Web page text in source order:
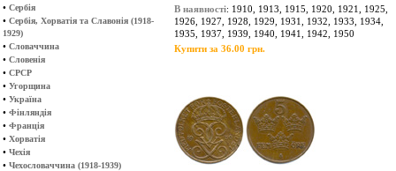
• Сербія
• Сербія, Хорватія та Славонія (1918-
1929)
• Словаччина
• Словенія
• СРСР
• Угорщина
• Україна
• Фінляндія
• Франція
• Хорватія
• Чехія
• Чехословаччина (1918-1939)
В наявності: 1910, 1913, 1915, 1920, 1921, 1925,
1926, 1927, 1928, 1929, 1931, 1932, 1933, 1934,
1935, 1937, 1939, 1940, 1941, 1942, 1950
Купити за 36.00 грн.